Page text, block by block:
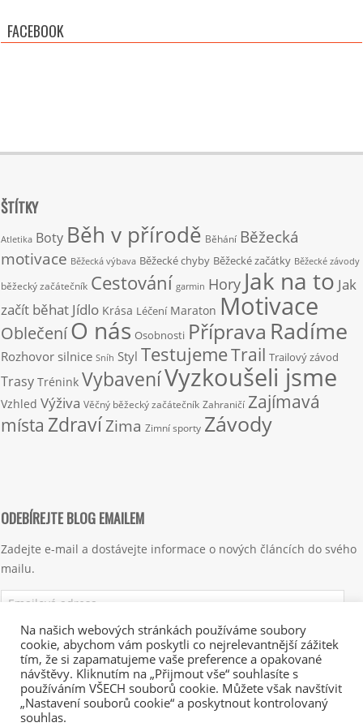
FACEBOOK
ŠTÍTKY
Atletika Boty Běh v přírodě Běhání Běžecká
motivace Běžecká výbava Běžecké chyby Běžecké začátky Běžecké závody
běžecký začátečník Cestování garmin Hory Jak na to Jak
začít běhat Jídlo Krása Léčení Maraton Motivace
OblečeníO nás Osobnosti Příprava Radíme
Rozhovor silnice Sníh Styl TestujemeTrail Trailový závod
Trasy Trénink VybaveníVyzkoušeli jsme
Vzhled Výživa Věčný běžecký začátečník Zahraničí Zajímavá
místa ZdravíZima Zimní sporty Závody
ODEBÍREJTE BLOG EMAILEM
Zadejte e-mail a dostávejte informace o nových článcích do svého
mailu.
Emailová
Přihlásit se k odběru
Na našich webových stránkách používáme soubory
cookie, abychom vám poskytli co nejrelevantnější zážitek
tím, že si zapamatujeme vaše preference a opakované
návštěvy. Kliknutím na „Přijmout vše“ souhlasíte s
používáním VŠECH souborů cookie. Můžete však navštívit
„Nastavení souborů cookie“ a poskytnout kontrolovaný
souhlas.